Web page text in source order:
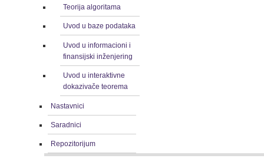
Teorija algoritama
Uvod u baze podataka
Uvod u informacioni i
finansijski inženjering
Uvod u interaktivne
dokazivače teorema
Nastavnici
Saradnici
Repozitorijum